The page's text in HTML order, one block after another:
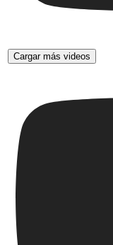
Cargar más videos